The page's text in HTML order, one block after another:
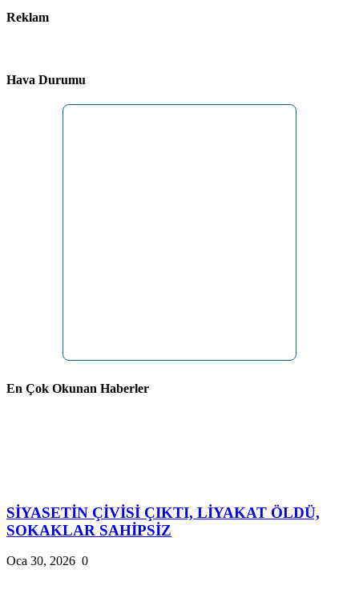
Reklam
Hava Durumu
En Çok Okunan Haberler
SİYASETİN ÇİVİSİ ÇIKTI, LİYAKAT ÖLDÜ,
SOKAKLAR SAHİPSİZ
Oca 30, 2026 0